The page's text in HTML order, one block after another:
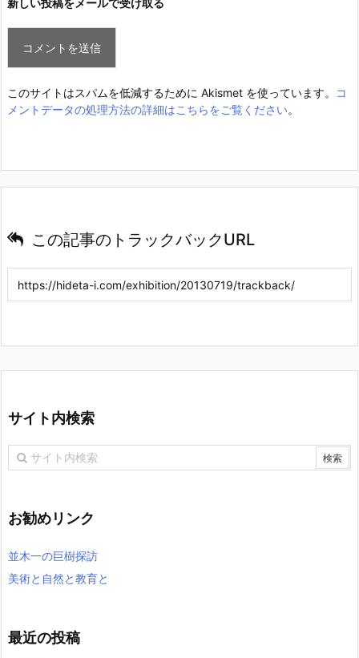
新しい投稿をメールで受け取る
このサイトはスパムを低減するために Akismet を使っています。
コ
メントデータの処理方法の詳細はこちらをご覧ください。
この記事のトラックバックURL
サイト内検索
お勧めリンク
並木一の巨樹探訪
美術と自然と教育と
最近の投稿